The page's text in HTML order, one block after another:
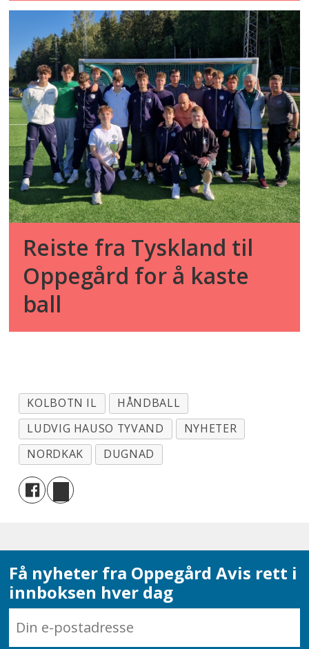
Reiste fra Tyskland til
Oppegård for å kaste
ball
KOLBOTN IL
HÅNDBALL
LUDVIG HAUSO TYVAND
NYHETER
NORDKAK
DUGNAD
Få nyheter fra Oppegård Avis rett i
innboksen hver dag